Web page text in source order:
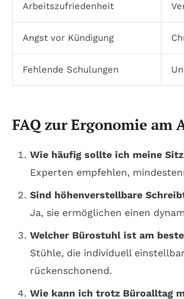
Arbeitszufriedenheit
Angst vor Kündigung
Fehlende Schulungen
FAQ zur Ergonomie am
Wie häufig sollte ich meine
Experten empfehlen,
Sind höhenverstellbare
Ja, sie ermöglichen einen
Welcher Bürostuhl ist am
Stühle, die individuell
rückenschonend.
Wie kann ich trotz Büroalltag